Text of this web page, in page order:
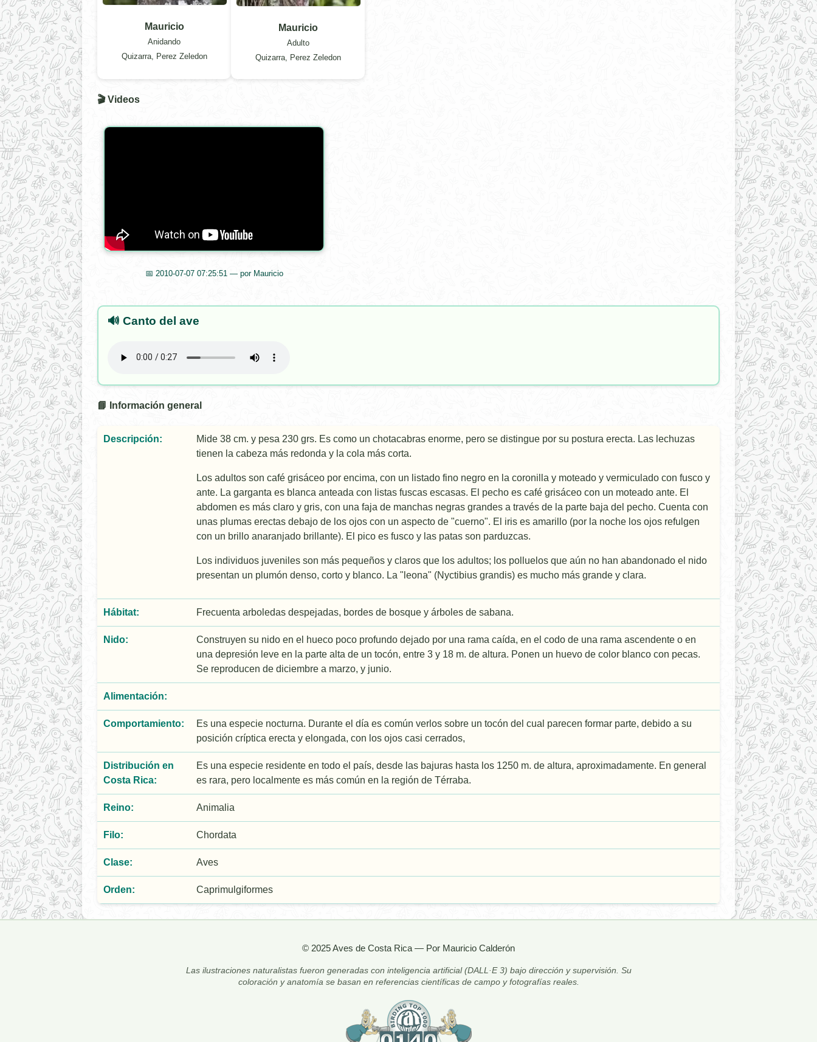
Mauricio
Anidando
Quizarra, Perez Zeledon
Mauricio
Adulto
Quizarra, Perez Zeledon
🎬 Videos
📅 2010-07-07 07:25:51 — por Mauricio
🔊 Canto del ave
📘 Información general
Descripción:
Mide 38 cm. y pesa 230 grs. Es como un chotacabras enorme, pero se distingue por su postura erecta. Las lechuzas
tienen la cabeza más redonda y la cola más corta.
Los adultos son café grisáceo por encima, con un listado fino negro en la coronilla y moteado y vermiculado con fusco y
ante. La garganta es blanca anteada con listas fuscas escasas. El pecho es café grisáceo con un moteado ante. El
abdomen es más claro y gris, con una faja de manchas negras grandes a través de la parte baja del pecho. Cuenta con
unas plumas erectas debajo de los ojos con un aspecto de "cuerno". El iris es amarillo (por la noche los ojos refulgen
con un brillo anaranjado brillante). El pico es fusco y las patas son parduzcas.
Los individuos juveniles son más pequeños y claros que los adultos; los polluelos que aún no han abandonado el nido
presentan un plumón denso, corto y blanco. La "leona" (Nyctibius grandis) es mucho más grande y clara.
Hábitat: Frecuenta arboledas despejadas, bordes de bosque y árboles de sabana.
Nido:
Construyen su nido en el hueco poco profundo dejado por una rama caí­da, en el codo de una rama ascendente o en
una depresión leve en la parte alta de un tocón, entre 3 y 18 m. de altura. Ponen un huevo de color blanco con pecas.
Se reproducen de diciembre a marzo, y junio.
Alimentación:
Comportamiento:
Es una especie nocturna. Durante el día es común verlos sobre un tocón del cual parecen formar parte, debido a su
posición críptica erecta y elongada, con los ojos casi cerrados,
Distribución en
Costa Rica:
Es una especie residente en todo el país, desde las bajuras hasta los 1250 m. de altura, aproximadamente. En general
es rara, pero localmente es más común en la región de Térraba.
Reino: Animalia
Filo: Chordata
Clase: Aves
Orden: Caprimulgiformes
© 2025 Aves de Costa Rica — Por Mauricio Calderón
Las ilustraciones naturalistas fueron generadas con inteligencia artificial (DALL·E 3) bajo dirección y supervisión. Su
coloración y anatomía se basan en referencias científicas de campo y fotografías reales.